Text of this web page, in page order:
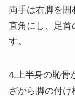
両手は右脚を囲
直角にし、足首
す。
4.上半身の恥骨
ざから脚の付け